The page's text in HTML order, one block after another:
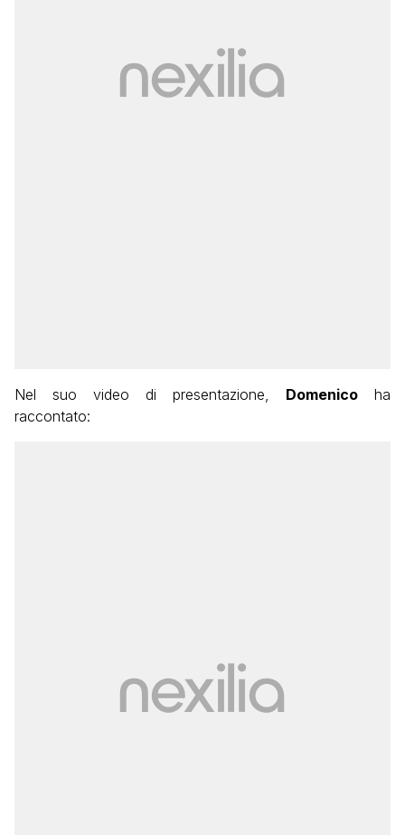
Nel suo video di presentazione, Domenico ha
raccontato: